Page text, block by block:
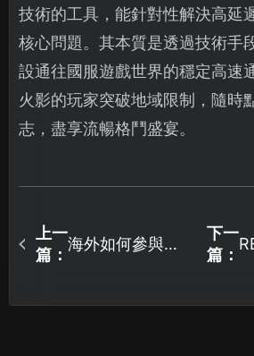
技術的工具，能針對性解決高延
核心問題。其本質是透過技術手
設通往國服遊戲世界的穩定高速
火影的玩家突破地域限制，隨時
志，盡享流暢格鬥盛宴。
上一
篇：
海外如何參與閃
略！
下一
篇：